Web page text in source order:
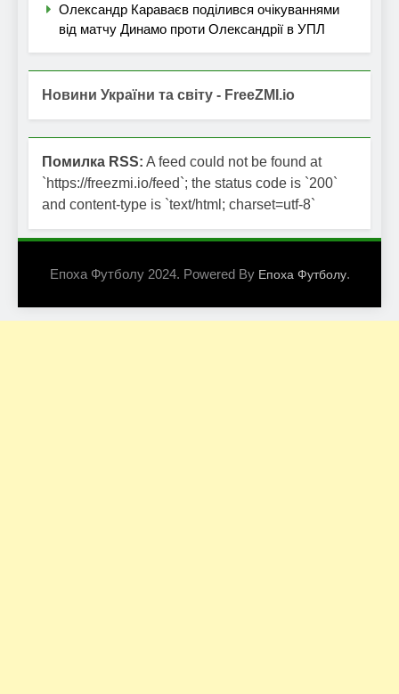
Олександр Караваєв поділився очікуваннями
від матчу Динамо проти Олександрії в УПЛ
Новини України та світу - FreeZMI.io
Помилка RSS: A feed could not be found at
`https://freezmi.io/feed`; the status code is `200`
and content-type is `text/html; charset=utf-8`
Епоха Футболу 2024. Powered By Епоха Футболу.